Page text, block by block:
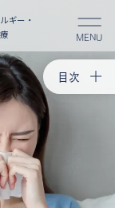
ギー・
MENU
目次
コラム